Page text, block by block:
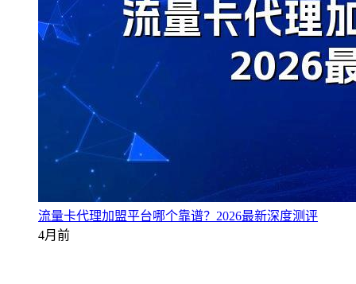
流量卡代理加盟平台哪个靠谱？2026最新深度测评
4月前